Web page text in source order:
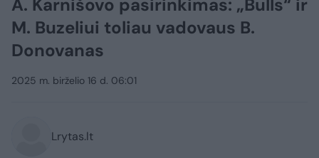
A. Karnišovo pasirinkimas: „Bulls“ ir
M. Buzeliui toliau vadovaus B.
Donovanas
2025 m. birželio 16 d. 06:01
Lrytas.lt